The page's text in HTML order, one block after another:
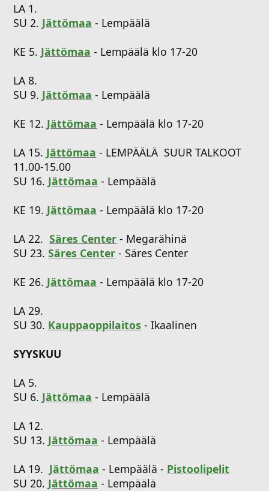
LA 1.
SU 2. Jättömaa - Lempäälä
KE 5. Jättömaa - Lempäälä klo 17-20
LA 8.
SU 9. Jättömaa - Lempäälä
KE 12. Jättömaa - Lempäälä klo 17-20
LA 15. Jättömaa - LEMPÄÄLÄ SUUR TALKOOT
11.00-15.00
SU 16. Jättömaa - Lempäälä
KE 19. Jättömaa - Lempäälä klo 17-20
LA 22.Säres Center - Megarähinä
SU 23.Säres Center - Säres Center
KE 26. Jättömaa - Lempäälä klo 17-20
LA 29.
SU 30. Kauppaoppilaitos - Ikaalinen
SYYSKUU
LA 5.
SU 6. Jättömaa - Lempäälä
LA 12.
SU 13. Jättömaa - Lempäälä
LA 19. Jättömaa - Lempäälä - Pistoolipelit
SU 20. Jättömaa - Lempäälä